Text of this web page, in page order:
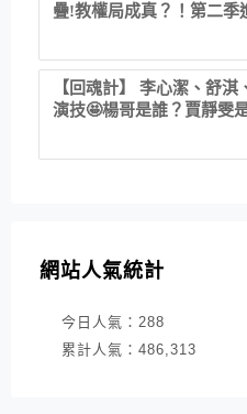
疊!教權局成真？！第二季
【回魂計】 李心潔、舒淇
演技🤩楊哥是誰？賈靜雯
網站人氣統計
今日人氣： 288
累計人氣： 486,313